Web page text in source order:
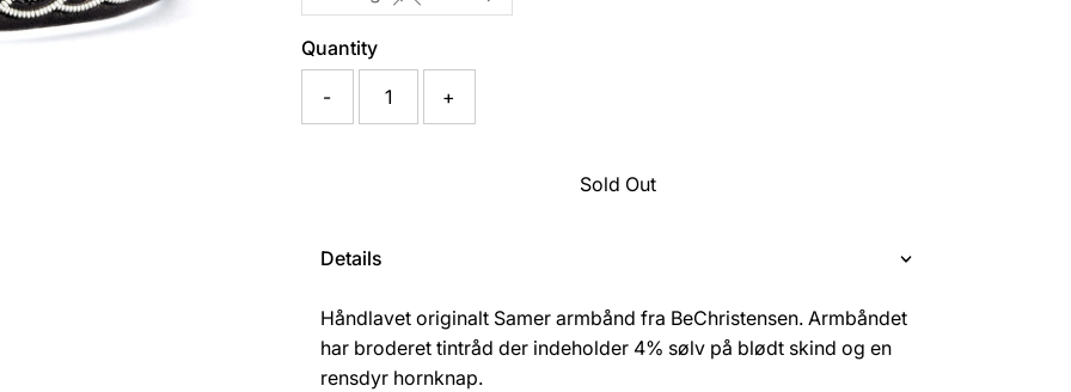
Quantity
- +
Sold Out
Details
Håndlavet originalt Samer armbånd fra BeChristensen. Armbåndet
har broderet tintråd der indeholder 4% sølv på blødt skind og en
rensdyr hornknap.